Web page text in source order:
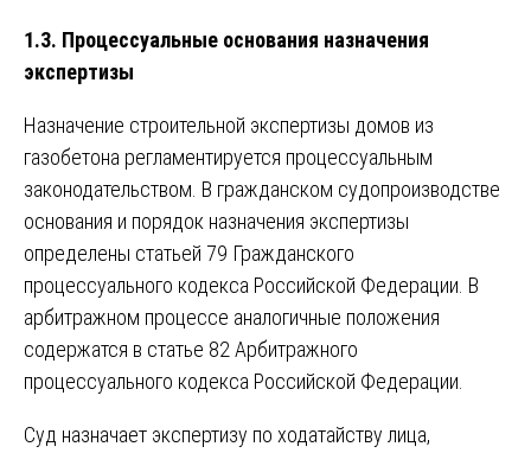
1.3. Процессуальные основания назначения
экспертизы
Назначение строительной экспертизы домов из
газобетона регламентируется процессуальным
законодательством. В гражданском судопроизводстве
основания и порядок назначения экспертизы
определены статьей 79 Гражданского
процессуального кодекса Российской Федерации. В
арбитражном процессе аналогичные положения
содержатся в статье 82 Арбитражного
процессуального кодекса Российской Федерации.
Суд назначает экспертизу по ходатайству лица,